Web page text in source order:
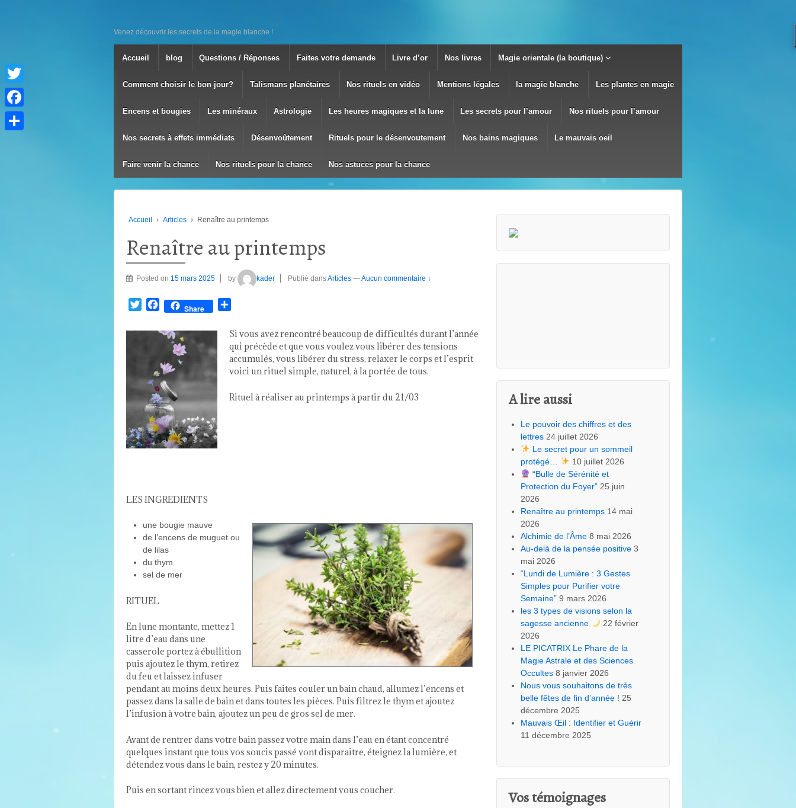
Venez découvrir les secrets de la magie blanche !
Accueil blog Questions / Réponses Faites votre demande Livre d’or Nos livres Magie orientale (la boutique)
Comment choisir le bon jour? Talismans planétaires Nos rituels en vidéo Mentions légales la magie blanche Les plantes en magie
Encens et bougies Les minéraux Astrologie Les heures magiques et la lune Les secrets pour l’amour Nos rituels pour l’amour
Nos secrets à effets immédiats Désenvoûtement Rituels pour le désenvoutement Nos bains magiques Le mauvais oeil
Faire venir la chance Nos rituels pour la chance Nos astuces pour la chance
Accueil › Articles › Renaître au printemps
Renaître au printemps
Posted on 15 mars 2025 by kader Publié dansArticles —Aucun commentaire ↓
TwitterFacebook
Share
Si vous avez rencontré beaucoup de difficultés durant l’année
qui précède et que vous voulez vous libérer des tensions
accumulés, vous libérer du stress, relaxer le corps et l’esprit
voici un rituel simple, naturel, à la portée de tous.
Rituel à réaliser au printemps à partir du 21/03
LES INGREDIENTS
une bougie mauve
de l’encens de muguet ou
de lilas
du thym
sel de mer
RITUEL
En lune montante, mettez 1
litre d’eau dans une
casserole portez à ébullition
puis ajoutez le thym, retirez
du feu et laissez infuser
pendant au moins deux heures. Puis faites couler un bain chaud, allumez l’encens et
passez dans la salle de bain et dans toutes les pièces. Puis filtrez le thym et ajoutez
l’infusion à votre bain, ajoutez un peu de gros sel de mer.
Avant de rentrer dans votre bain passez votre main dans l’eau en étant concentré
quelques instant que tous vos soucis passé vont disparaitre, éteignez la lumière, et
détendez vous dans le bain, restez y 20 minutes.
Puis en sortant rincez vous bien et allez directement vous coucher.
A lire aussi
Le pouvoir des chiffres et des
lettres 24 juillet 2026
Le secret pour un sommeil
protégé…
10 juillet 2026
“Bulle de Sérénité et
Protection du Foyer” 25 juin
2026
Renaître au printemps 14 mai
2026
Alchimie de l’Âme 8 mai 2026
Au-delà de la pensée positive 3
mai 2026
“Lundi de Lumière : 3 Gestes
Simples pour Purifier votre
Semaine” 9 mars 2026
les 3 types de visions selon la
sagesse ancienne
22 février
2026
LE PICATRIX Le Phare de la
Magie Astrale et des Sciences
Occultes 8 janvier 2026
Nous vous souhaitons de très
belle fêtes de fin d’année ! 25
décembre 2025
Mauvais Œil : Identifier et Guérir
11 décembre 2025
Vos témoignages
Twitter
Facebook